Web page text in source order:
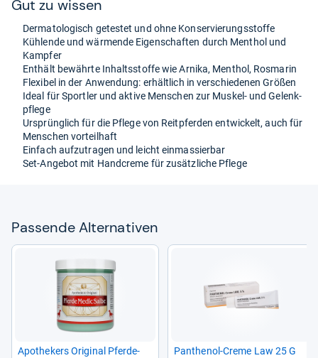
Gut zu wis­sen
Der­ma­to­lo­gisch getes­tet und ohne Kon­ser­vie­rungs­stoffe
Küh­lende und wär­me­nde Eigen­schaf­ten durch Menthol und
Kamp­fer
Ent­hält bewährte Inhaltss­toffe wie Arnika, Menthol, Ros­ma­rin
Fle­xi­bel in der Anwen­dung: erhält­lich in ver­schie­de­nen Grö­ßen
Ideal für Sport­ler und aktive Men­schen zur Mus­kel-​ und Gelenk­
pflege
Ursprüng­lich für die Pflege von Reit­pfer­den ent­wi­ckelt, auch für
Men­schen vor­teil­haft
Ein­fach auf­zu­tra­gen und leicht ein­mas­sier­bar
Set-​Ange­bot mit Hand­creme für zusätz­li­che Pflege
Pas­sende Alter­na­ti­ven
Apo­the­kers Ori­gi­nal Pfer­de­
Pan­the­nol-​Creme Law 25 G